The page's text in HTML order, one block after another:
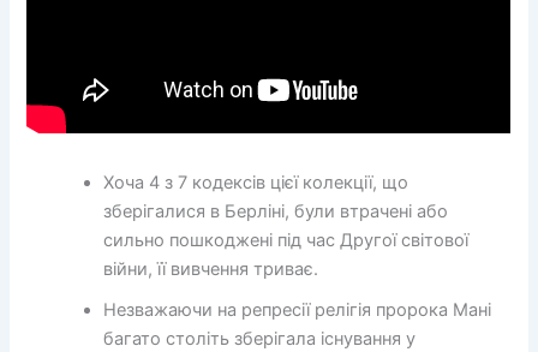
Хоча 4 з 7 кодексів цієї колекції, що
зберігалися в Берліні, були втрачені або
сильно пошкоджені під час Другої світової
війни, її вивчення триває.
Незважаючи на репресії релігія пророка Мані
багато століть зберігала існування у